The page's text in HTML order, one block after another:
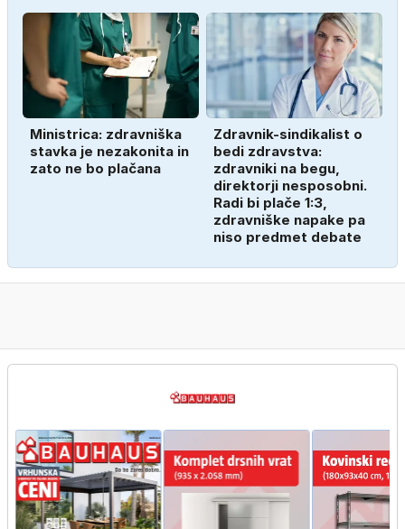
Ministrica: zdravniška
stavka je nezakonita in
zato ne bo plačana
Zdravnik-sindikalist o
bedi zdravstva:
zdravniki na begu,
direktorji nesposobni.
Radi bi plače 1:3,
zdravniške napake pa
niso predmet debate